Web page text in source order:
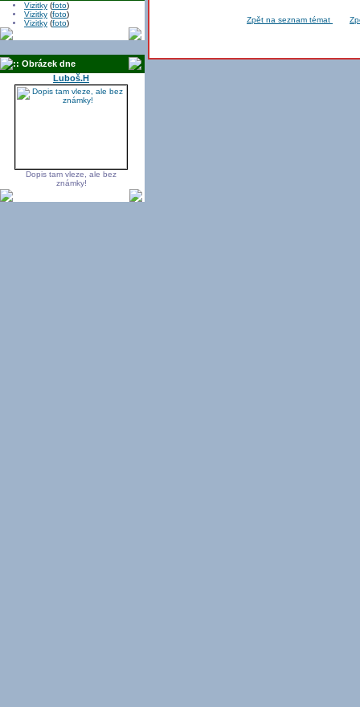
Vizitky (foto)
Vizitky (foto)
Vizitky (foto)
:: Obrázek dne
Luboš.H
Dopis tam vleze, ale bez
známky!
Zpět na seznam témat